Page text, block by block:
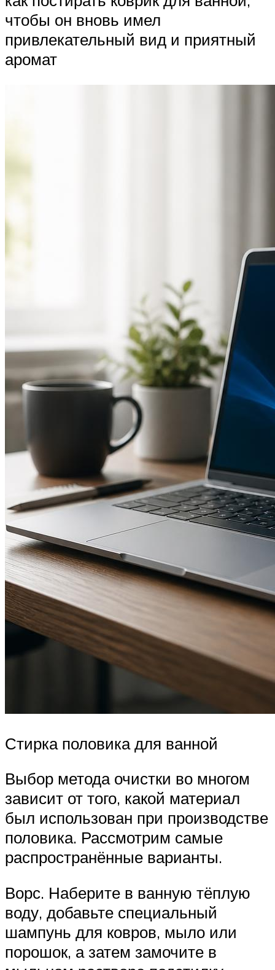
чтобы он вновь имел
привлекательный вид и приятный
аромат
Стирка половика для ванной
Выбор метода очистки во многом
зависит от того, какой материал
был использован при производстве
половика. Рассмотрим самые
распространённые варианты.
Ворс. Наберите в ванную тёплую
воду, добавьте специальный
шампунь для ковров, мыло или
порошок, а затем замочите в